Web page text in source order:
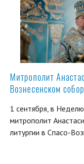
Митрополит
Вознесенском
1 сентября, в
митрополит
литургии в Спасо-